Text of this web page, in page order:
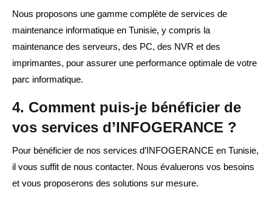
Nous proposons une gamme complète de services de
maintenance informatique en Tunisie, y compris la
maintenance des serveurs, des PC, des NVR et des
imprimantes, pour assurer une performance optimale de votre
parc informatique.
4. Comment puis-je bénéficier de
vos services d’INFOGERANCE ?
Pour bénéficier de nos services d’INFOGERANCE en Tunisie,
il vous suffit de nous contacter. Nous évaluerons vos besoins
et vous proposerons des solutions sur mesure.